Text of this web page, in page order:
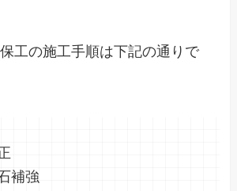
工の施工手順は下記の通りで
補強